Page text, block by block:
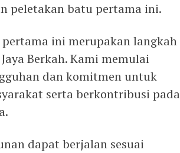
peletakan batu pertama ini.
ini merupakan langkah
Berkah. Kami memulai
dan komitmen untuk
serta berkontribusi pada
dapat berjalan sesuai